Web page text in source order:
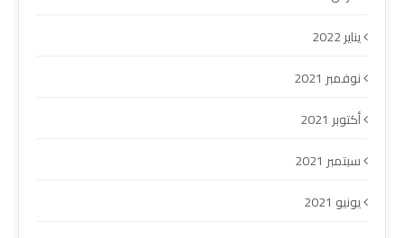
يناير 2022
نوفمبر 2021
أكتوبر 2021
سبتمبر 2021
يونيو 2021